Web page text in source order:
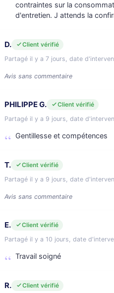
contraintes sur la
d'entretien. J attends la
D.
Client vérifié
Partagé il y a 7 jours, date
Avis sans commentaire
PHILIPPE G.
Client vérifié
Partagé il y a 9 jours, date
Gentillesse et compétences
T.
Client vérifié
Partagé il y a 9 jours, date
Avis sans commentaire
E.
Client vérifié
Partagé il y a 10 jours, date
Travail soigné
R.
Client vérifié